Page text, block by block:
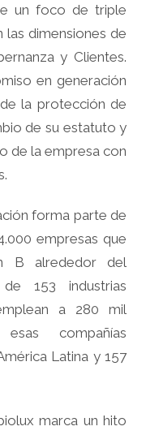
un foco de triple
dimensiones de
y Clientes.
en generación
la protección de
de su estatuto y
de la empresa con
forma parte de
empresas que
B
alrededor del
153 industrias
a 280 mil
compañías
Latina y 157
marca un hito